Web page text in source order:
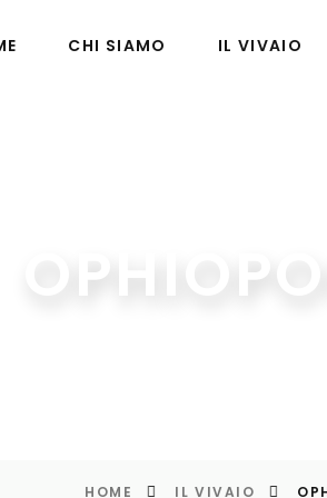
CHI SIAMO IL VIVAIO
HOME IL VIVAIO